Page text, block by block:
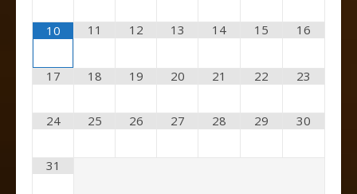
10 11 12 13 14 15 16
17 18 19 20 21 22 23
24 25 26 27 28 29 30
31